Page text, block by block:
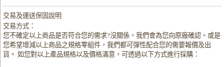
交易及運送保固說明
交易方式：
您不確定以上商品是否符合您的需求?沒關係，我們會為您向原廠確認。或是
您希望增減以上商品之規格零組件，我們都可彈性配合您的需要報價及出
貨。 如您對以上產品規格以及價格滿意，可透過以下方式進行採購：